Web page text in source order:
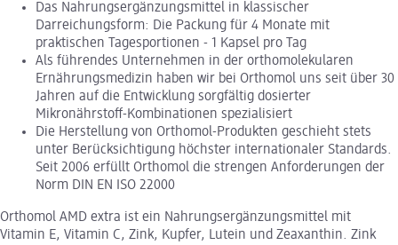
Das Nahrungsergänzungsmittel in klassischer
Darreichungsform: Die Packung für 4 Monate mit
praktischen Tagesportionen - 1 Kapsel pro Tag
Als führendes Unternehmen in der orthomolekularen
Ernährungsmedizin haben wir bei Orthomol uns seit über 30
Jahren auf die Entwicklung sorgfältig dosierter
Mikronährstoff-Kombinationen spezialisiert
Die Herstellung von Orthomol-Produkten geschieht stets
unter Berücksichtigung höchster internationaler Standards.
Seit 2006 erfüllt Orthomol die strengen Anforderungen der
Norm DIN EN ISO 22000
Orthomol AMD extra ist ein Nahrungsergänzungsmittel mit
Vitamin E, Vitamin C, Zink, Kupfer, Lutein und Zeaxanthin. Zink